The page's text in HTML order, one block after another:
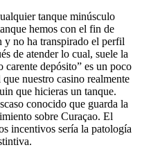
tanque minúsculo
hemos con el fin de
y no ha transpirado el perfil
de atender lo cual, suele la
carente depósito” es un poco
nuestro casino realmente
que hicieras un tanque.
conocido que guarda la
sobre Curaçao. El
incentivos serí­a la patologí­a